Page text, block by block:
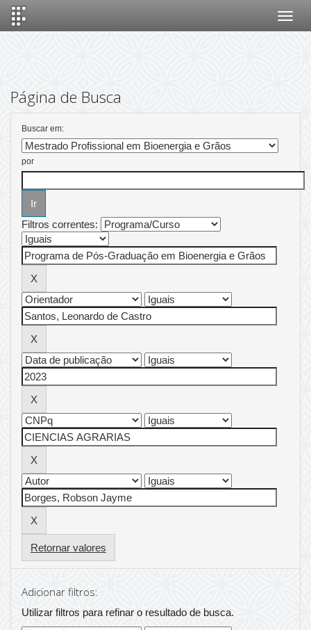
Página de Busca
Buscar em:
por
Filtros correntes:
Retornar valores
Adicionar filtros:
Utilizar filtros para refinar o resultado de busca.